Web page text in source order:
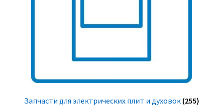
Запчасти для электрических плит и духовок (255)